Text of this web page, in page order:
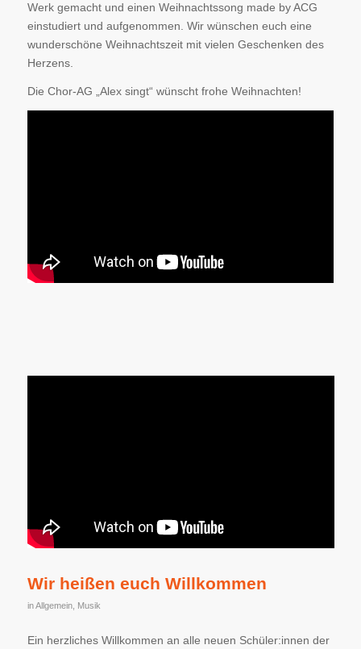
Werk gemacht und einen Weihnachtssong made by ACG
einstudiert und aufgenommen. Wir wünschen euch eine
wunderschöne Weihnachtszeit mit vielen Geschenken des
Herzens.
Die Chor-AG „Alex singt“ wünscht frohe Weihnachten!
Wir heißen euch Willkommen
inAllgemein, Musik
Ein herzliches Willkommen an alle neuen Schüler:innen der